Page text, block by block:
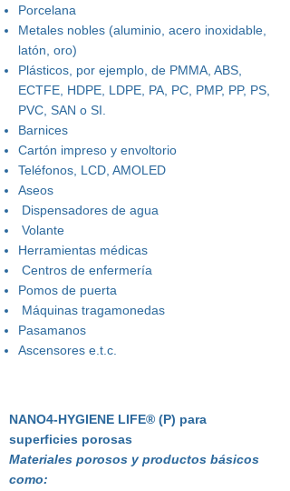
Porcelana
Metales nobles (aluminio, acero inoxidable,
latón, oro)
Plásticos, por ejemplo, de PMMA, ABS,
ECTFE, HDPE, LDPE, PA, PC, PMP, PP, PS,
PVC, SAN o SI.
Barnices
Cartón impreso y envoltorio
Teléfonos, LCD, AMOLED
Aseos
Dispensadores de agua
Volante
Herramientas médicas
Centros de enfermería
Pomos de puerta
Máquinas tragamonedas
Pasamanos
Ascensores e.t.c.
NANO4-HYGIENE LIFE® (P) para
superficies porosas
Materiales porosos y productos básicos
como: